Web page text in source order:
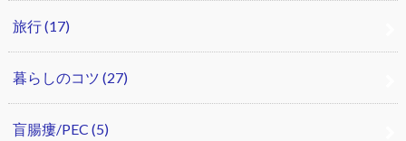
旅行(17)
暮らしのコツ (27)
盲腸瘻/PEC (5)